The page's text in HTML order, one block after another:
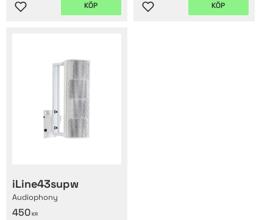
Lägg till i favoriter
KÖP
Lägg till i favoriter
KÖP
iLine43supw
Audiophony
450 KR